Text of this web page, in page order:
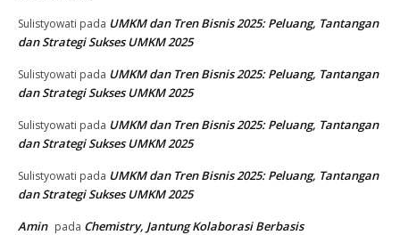
Sulistyowati pada UMKM dan Tren Bisnis 2025: Peluang, Tantangan
dan Strategi Sukses UMKM 2025
Sulistyowati pada UMKM dan Tren Bisnis 2025: Peluang, Tantangan
dan Strategi Sukses UMKM 2025
Sulistyowati pada UMKM dan Tren Bisnis 2025: Peluang, Tantangan
dan Strategi Sukses UMKM 2025
Sulistyowati pada UMKM dan Tren Bisnis 2025: Peluang, Tantangan
dan Strategi Sukses UMKM 2025
Amin pada Chemistry, Jantung Kolaborasi Berbasis